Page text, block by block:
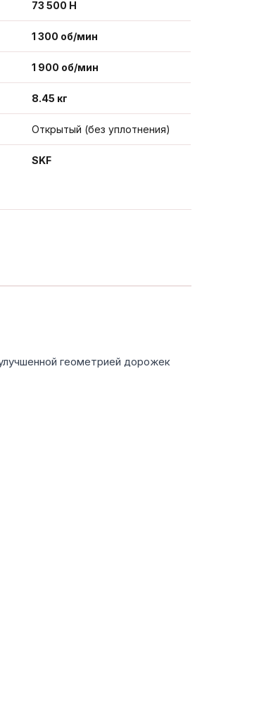
73 500 Н
1 300 об/мин
1 900 об/мин
8.45 кг
Открытый (без уплотнения)
SKF
геометрией дорожек